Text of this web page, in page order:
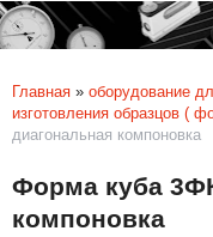
Главная » оборудование
изготовления образцов (
диагональная компоновка
Форма куба
компоновка